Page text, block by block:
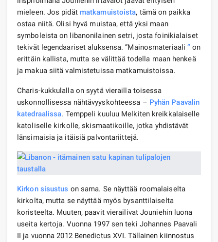
mieleen. Jos pidät matkamuistoista, tämä on paikka
ostaa niitä. Olisi hyvä muistaa, että yksi maan
symboleista on libanonilainen setri, josta foinikialaiset
tekivät legendaariset aluksensa. ”Mainosmateriaali” on
erittäin kallista, mutta se välittää todella maan henkeä
ja makua siitä valmistetuissa matkamuistoissa.
Charis-kukkulalla on syytä vierailla toisessa
uskonnollisessa nähtävyyskohteessa – Pyhän Paavalin
katedraalissa. Temppeli kuuluu Melkiten kreikkalaiselle
katoliselle kirkolle, skismaatikoille, jotka yhdistävät
länsimaisia ​​ja itäisiä palvontariittejä.
Kirkon sisustus on sama. Se näyttää roomalaiselta
kirkolta, mutta se näyttää myös bysanttilaiselta
koristeelta. Muuten, paavit vierailivat Jouniehin luona
useita kertoja. Vuonna 1997 sen teki Johannes Paavali
II ja vuonna 2012 Benedictus XVI. Tällainen kiinnostus